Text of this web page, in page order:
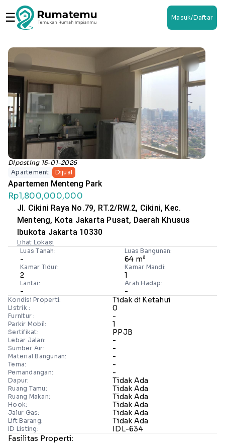
☰ Masuk/Daftar
Diposting 15-01-2026
Apartement
Dijual
Apartemen Menteng Park
Rp1,800,000,000
Jl. Cikini Raya No.79, RT.2/RW.2, Cikini, Kec.
Menteng, Kota Jakarta Pusat, Daerah Khusus
Ibukota Jakarta 10330
Lihat Lokasi
Luas Tanah:
-
Luas Bangunan:
64 m²
Kamar Tidur:
2
Kamar Mandi:
1
Lantai:
-
Arah Hadap:
-
Kondisi Properti: Tidak di Ketahui
Listrik : 0
Furnitur : -
Parkir Mobil: 1
Sertifikat: PPJB
Lebar Jalan: -
Sumber Air: -
Material Bangunan: -
Tema: -
Pemandangan: -
Dapur: Tidak Ada
Ruang Tamu: Tidak Ada
Ruang Makan: Tidak Ada
Hook: Tidak Ada
Jalur Gas: Tidak Ada
Lift Barang: Tidak Ada
ID Listing:
IDL-634
Fasilitas Properti: